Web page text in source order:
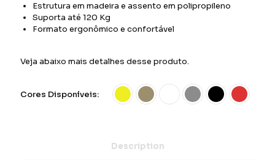
Estrutura em madeira e assento em polipropileno
Suporta até 120 Kg
Formato ergonômico e confortável
Veja abaixo mais detalhes desse produto.
Cores Disponíveis:
Description